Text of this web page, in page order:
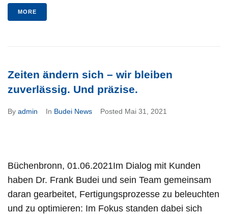
MORE
Zeiten ändern sich – wir bleiben
zuverlässig. Und präzise.
By admin In Budei News Posted Mai 31, 2021
Büchenbronn, 01.06.2021Im Dialog mit Kunden
haben Dr. Frank Budei und sein Team gemeinsam
daran gearbeitet, Fertigungsprozesse zu beleuchten
und zu optimieren: Im Fokus standen dabei sich